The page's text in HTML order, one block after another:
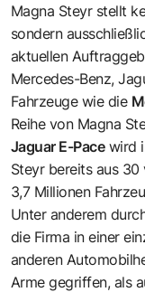
Magna Steyr stellt
sondern
aktuellen
Mercedes-Benz,
Fahrzeuge wie die
Reihe von Magna
Jaguar E-Pacewird
Steyr bereits aus 30
3,7 Millionen
Unter anderem
die Firma in einer
anderen
Arme gegriffen, als